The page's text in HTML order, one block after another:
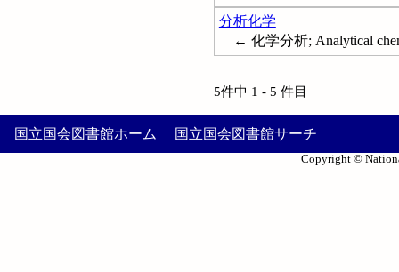
分析化学
← 化学分析; Analytical
5件中 1 - 5 件目
国立国会図書館ホーム 国立国会図書館サーチ
Copyright ©